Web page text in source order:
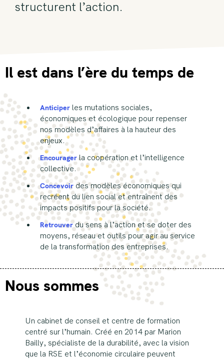
structurent l’action.
Il est dans l’ère du temps de
Anticiper les mutations sociales,
économiques et écologique pour repenser
nos modèles d’affaires à la hauteur des
enjeux.
Encouragerla coopération et l’intelligence
collective.
Concevoir des modèles économiques qui
recréent du lien social et entraînent des
impacts positifs pour la société.
Retrouverdu sens à l’action et se doter des
moyens, réseau et outils pour agir au service
de la transformation des entreprises.
Nous sommes
Un cabinet de conseil et centre de formation
centré sur l’humain. Créé en 2014 par Marion
Bailly, spécialiste de la durabilité, avec la vision
que la RSE et l’économie circulaire peuvent